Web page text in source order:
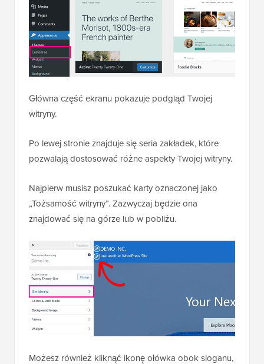
Główna część ekranu pokazuje podgląd Twojej
witryny.
Po lewej stronie znajduje się seria zakładek, które
pozwalają dostosować różne aspekty Twojej witryny.
Najpierw musisz poszukać karty oznaczonej jako
„Tożsamość witryny”. Zazwyczaj będzie ona
znajdować się na górze lub w pobliżu.
Możesz również kliknąć ikonę ołówka obok sloganu,